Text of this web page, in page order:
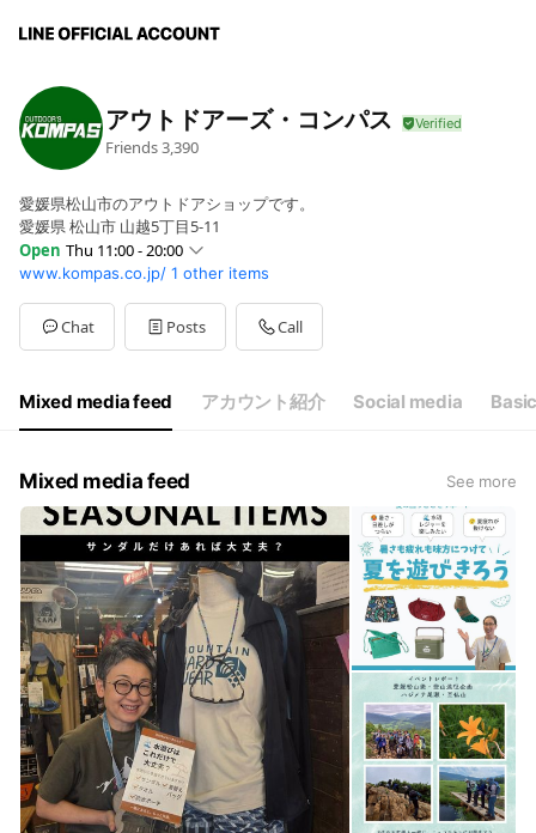
アウトドアーズ・コンパス
Friends3,390
愛媛県松山市のアウトドアショップです。
愛媛県 松山市 山越5丁目5-11
Open Thu 11:00 - 20:00
Sun10:00 - 19:00
Mon11:00 - 20:00
TueClosed
Wed11:00 - 20:00
Fri11:00 - 20:00
Sat10:00 - 19:00
定休日 火曜日
www.kompas.co.jp/ 1 other items
Chat Posts Call
Mixed media feed アカウント紹介 Social media
Mixed media feed See more